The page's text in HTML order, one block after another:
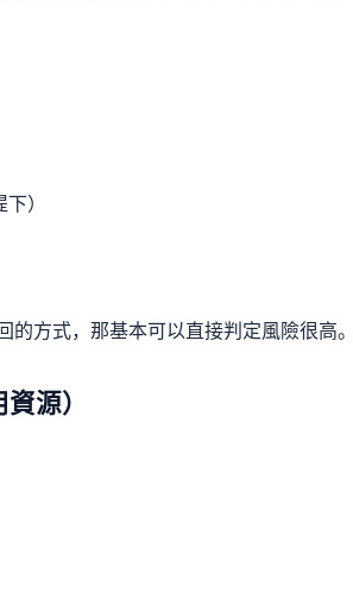
）
的方式，那基本可以直接判定風險很高
源）